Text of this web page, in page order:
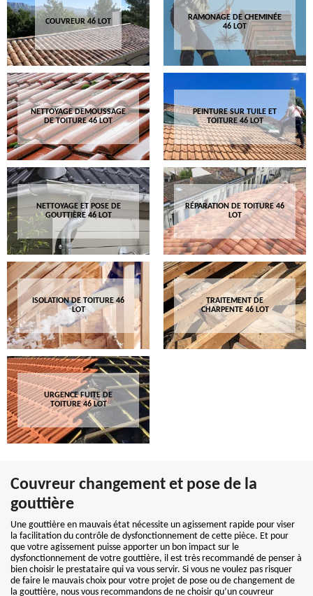
COUVREUR 46 LOT
RAMONAGE DE CHEMINÉE
46 LOT
NETTOYAGE DEMOUSSAGE
DE TOITURE 46 LOT
PEINTURE SUR TUILE ET
TOITURE 46 LOT
NETTOYAGE ET POSE DE
GOUTTIÈRE 46 LOT
RÉPARATION DE TOITURE 46
LOT
ISOLATION DE TOITURE 46
LOT
TRAITEMENT DE
CHARPENTE 46 LOT
URGENCE FUITE DE
TOITURE 46 LOT
Couvreur changement et pose de la
gouttière
Une gouttière en mauvais état nécessite un agissement rapide pour viser
la facilitation du contrôle de dysfonctionnement de cette pièce. Et pour
que votre agissement puisse apporter un bon impact sur le
dysfonctionnement de votre gouttière, il est très recommandé de penser à
bien choisir le prestataire qui va vous servir. Si vous ne voulez pas risquer
de faire le mauvais choix pour votre projet de pose ou de changement de
la gouttière, nous vous recommandons de ne choisir qu’un couvreur